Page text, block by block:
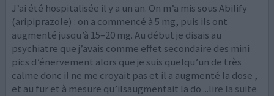
J’ai été hospitalisée il y a un an. On m’a mis sous Abilify
(aripiprazole) : on a commencé à 5 mg, puis ils ont
augmenté jusqu’à 15–20 mg. Au début je disais au
psychiatre que j’avais comme effet secondaire des mini
pics d’énervement alors que je suis quelqu’un de très
calme donc il ne me croyait pas et il a augmenté la dose ,
et au fur et à mesure qu’ilsaugmentait la do ...lire la suite